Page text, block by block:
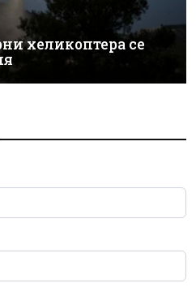
хеликоптера се